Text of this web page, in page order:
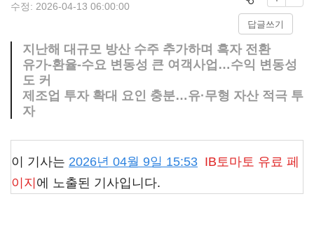
수정: 2026-04-13 06:00:00
답글쓰기
지난해 대규모 방산 수주 추가하며 흑자 전환
유가-환율-수요 변동성 큰 여객사업…수익 변동성
도 커
제조업 투자 확대 요인 충분…유·무형 자산 적극 투
자
이 기사는 2026년 04월 9일 15:53 IB토마토 유료 페
이지 에 노출된 기사입니다.